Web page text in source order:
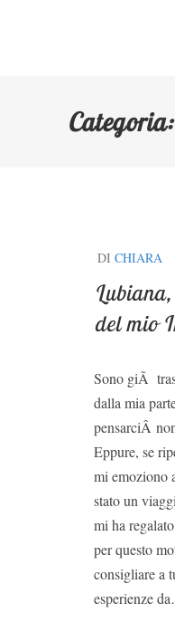
Categoria:
DI CHIARA
del mio
Sono giÃ
dalla mia
pensarciÂ
Eppure, se
mi emoziono
stato un
mi ha
per questo
consigliare a
esperienze